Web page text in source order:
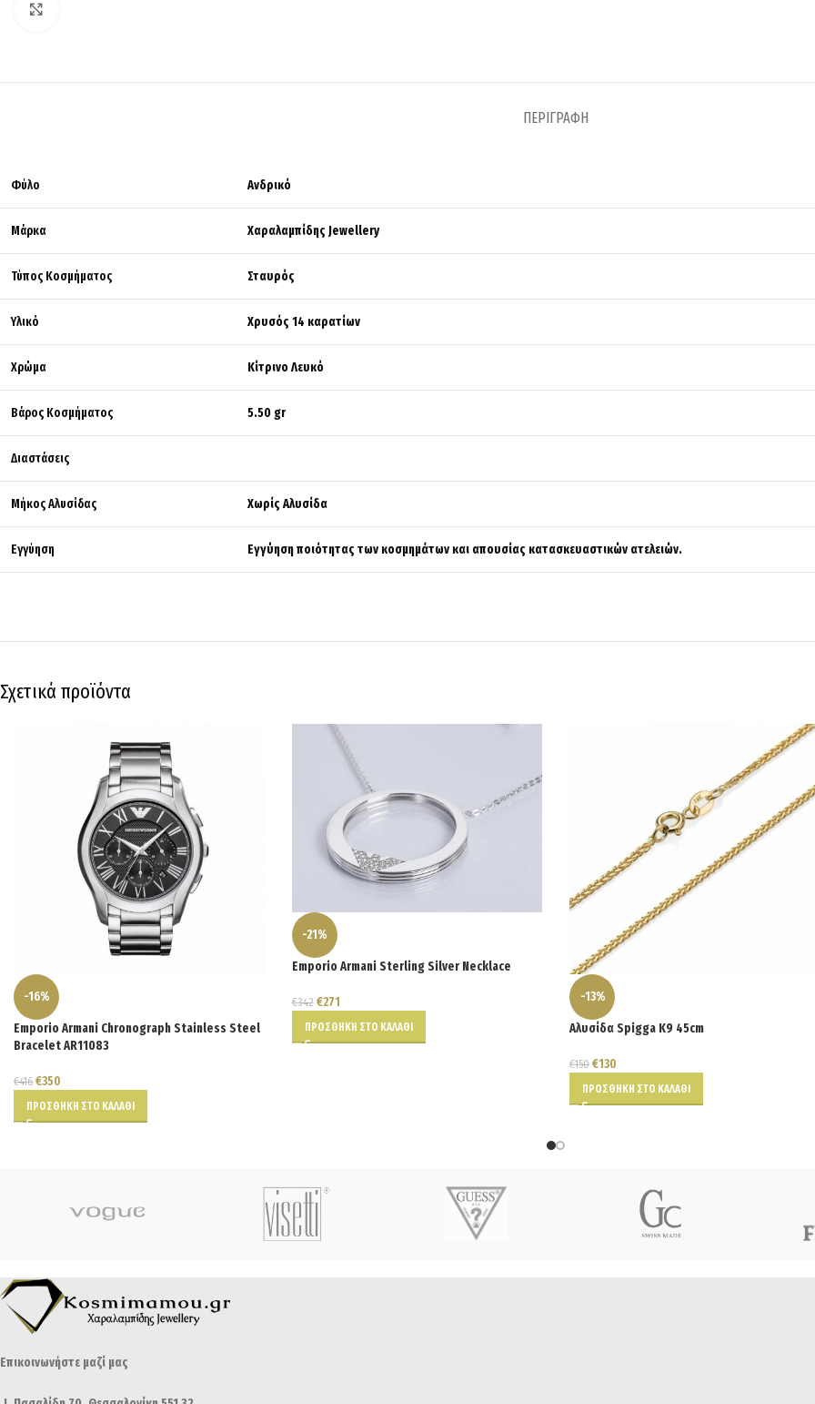
ΠΕΡΙΓΡΑΦΉ
Φύλο Ανδρικό
Μάρκα Χαραλαμπίδης Jewellery
Τύπος Κοσμήματος Σταυρός
Υλικό Χρυσός 14 καρατίων
Χρώμα Κίτρινο Λευκό
Βάρος Κοσμήματος 5.50 gr
Διαστάσεις
Μήκος Αλυσίδας Χωρίς Αλυσίδα
Εγγύηση Εγγύηση ποιότητας των κοσμημάτων και απουσίας κατασκευαστικών ατελειών.
Σχετικά προϊόντα
-16%
Emporio Armani Chronograph Stainless Steel
Bracelet AR11083
€416 €350
ΠΡΟΣΘΉΚΗ ΣΤΟ ΚΑΛΆΘΙ
-21%
Emporio Armani Sterling Silver Necklace
€342 €271
ΠΡΟΣΘΉΚΗ ΣΤΟ ΚΑΛΆΘΙ
-13%
Αλυσίδα Spigga K9 45cm
€150 €130
ΠΡΟΣΘΉΚΗ ΣΤΟ ΚΑΛΆΘΙ
Επικοινωνήστε μαζί μας